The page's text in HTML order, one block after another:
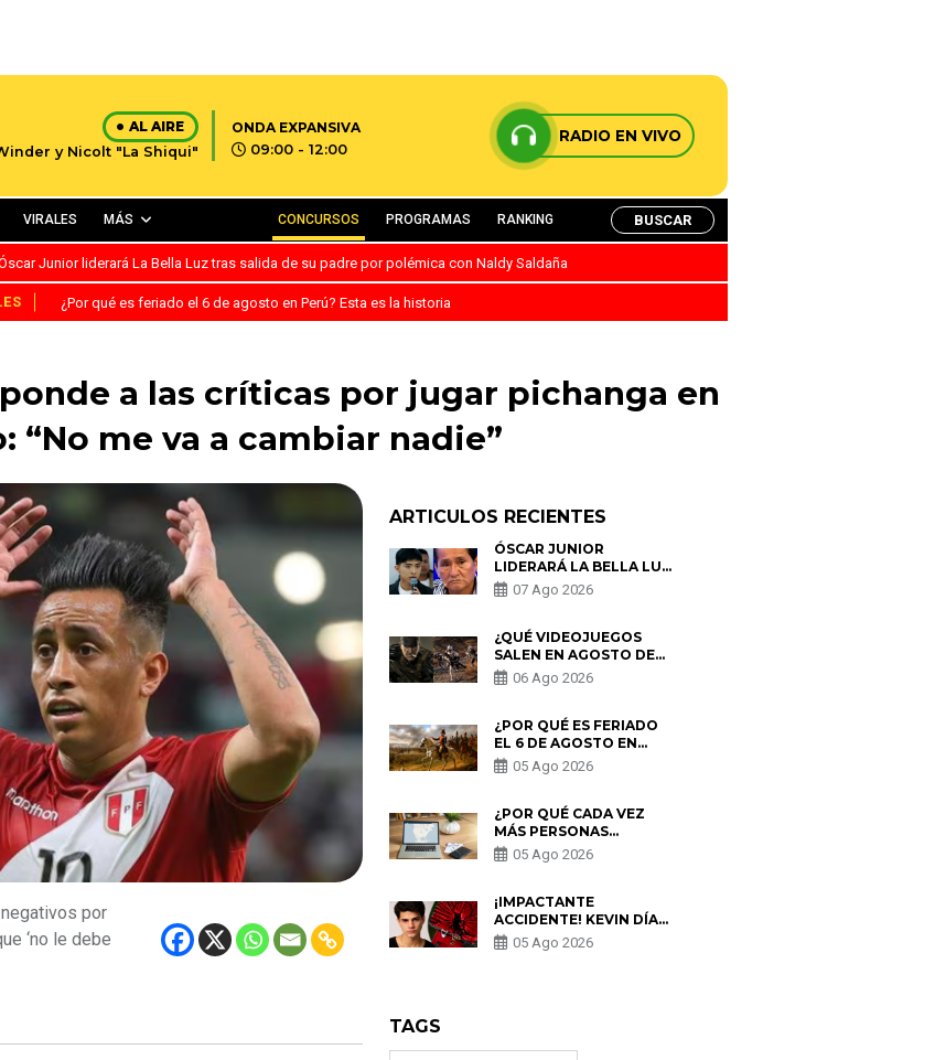
AL AIRE
y Nicolt "La Shiqui"
ONDA EXPANSIVA
09:00 - 12:00
RADIO EN VIVO
VIRALES MÁS CONCURSOS PROGRAMAS RANKING BUSCAR
Junior liderará La Bella Luz tras salida de su padre por polémica con Naldy Saldaña
¿Por qué es feriado el 6 de agosto en Perú? Esta es la historia
a las críticas por jugar pichanga en
“No me va a cambiar nadie”
por
‘no le debe
ARTICULOS RECIENTES
ÓSCAR JUNIOR
LIDERARÁ LA BELLA LUZ
TRAS SALIDA DE SU
PADRE POR POLÉMICA
07 Ago 2026
¿QUÉ VIDEOJUEGOS
SALEN EN AGOSTO DE
2026? ESTOS SON LOS
ESTRENOS MÁS
06 Ago 2026
¿POR QUÉ ES FERIADO
EL 6 DE AGOSTO EN
PERÚ? ESTA ES LA
HISTORIA
05 Ago 2026
¿POR QUÉ CADA VEZ
MÁS PERSONAS
UTILIZAN UNA VPN
PARA PROTEGER SU
05 Ago 2026
¡IMPACTANTE
ACCIDENTE! KEVIN DÍAZ
CAE DESDE OCHO
METROS EN “ESTO ES
05 Ago 2026
TAGS